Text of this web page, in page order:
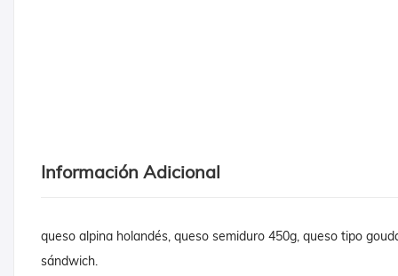
Información Adicional
queso alpina holandés, queso semiduro 450g, queso tipo
sándwich.